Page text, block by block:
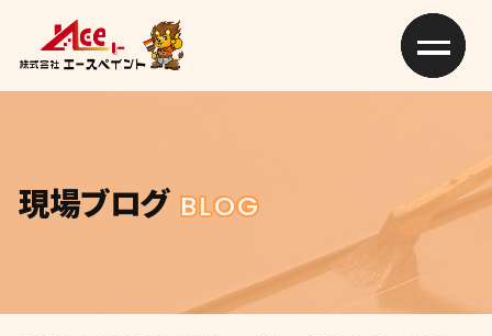
現場ブログ BLOG